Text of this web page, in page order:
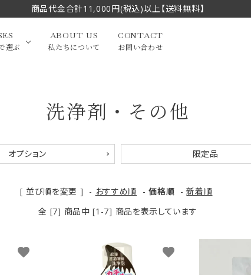
商品代金合計11,000円(税込)以上【送料無料】
大中筆（半切・条幅以
小筆
化粧筆
選ぶ
漢字
経・御朱印 画筆・絵てがみ
フェイスブラシ チークブラシ
ABOUT US
私たちについて
CONTACT
お問い合わせ
洗浄剤・その他
オプション 限定品
[ 並び順を変更 ] - おすすめ順 -価格順 -新着順
全 [7] 商品中 [1-7] 商品を表示しています
favorite favorite